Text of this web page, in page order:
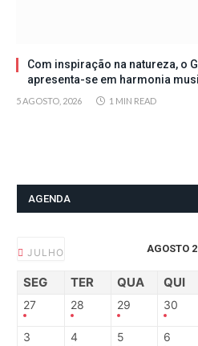
Com inspiração na natureza, o
apresenta-se em harmonia
5 AGOSTO, 2026 1 MIN READ
AGENDA
JULHO AGOSTO
SEG TER QUA QUI
27 28 29 30
3 4 5 6